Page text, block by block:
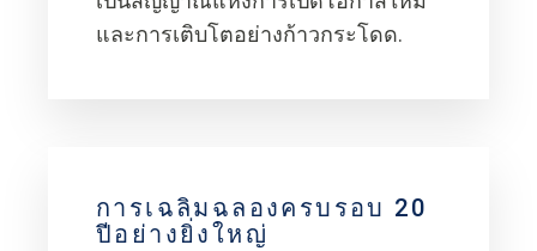
และการเติบโตอย่างก้าวกระโดด.
การเฉลิมฉลองครบรอบ 20
ปีอย่างยิ่งใหญ่